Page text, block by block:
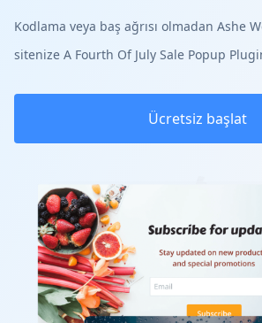
Kodlama veya baş ağrısı olmadan Ashe
sitenize A Fourth Of July Sale Popup
Ücretsiz başlat